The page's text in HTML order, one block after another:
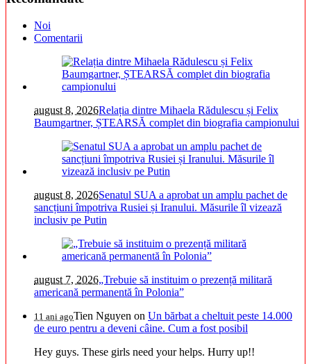
Noi
Comentarii
august 8, 2026Relația dintre Mihaela Rădulescu și Felix
Baumgartner, ȘTEARSĂ complet din biografia campionului
august 8, 2026Senatul SUA a aprobat un amplu pachet de
sancțiuni împotriva Rusiei și Iranului. Măsurile îl vizează
inclusiv pe Putin
august 7, 2026„Trebuie să instituim o prezență militară
americană permanentă în Polonia”
11 ani agoTien Nguyen on Un bărbat a cheltuit peste 14.000
de euro pentru a deveni câine. Cum a fost posibil
Hey guys. These girls need your helps. Hurry up!!